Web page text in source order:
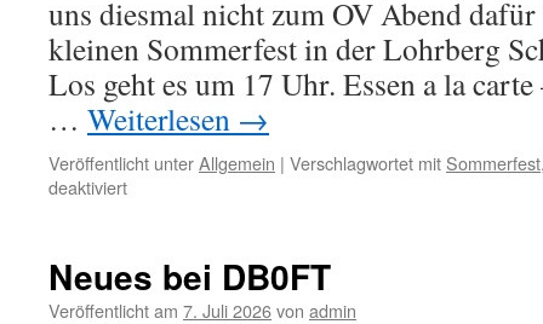
uns diesmal nicht zum OV Abend dafür
kleinen Sommerfest in der Lohrberg
Los geht es um 17 Uhr. Essen a la
… Weiterlesen →
Veröffentlicht unterAllgemein | Verschlagwortet mit Sommerfest
deaktiviertfür
2026
Neues bei DB0FT
Veröffentlicht am 7. Juli 2026von admin